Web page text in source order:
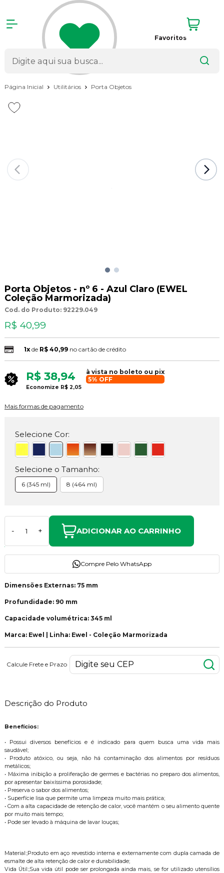
Favoritos
Página Inicial Utilitários Porta Objetos
Porta Objetos - nº 6 - Azul Claro (EWEL
Coleção Marmorizada)
Cod. do Produto: 92229.049
R$ 40,99
1xde R$ 40,99 no cartão de crédito
R$ 38,94
à vista no boleto ou pix
5% OFF
Economize R$ 2,05
Mais formas de pagamento
Selecione Cor:
Selecione o Tamanho:
6 (345 ml) 8 (464 ml)
- + ADICIONAR AO CARRINHO
Compre Pelo WhatsApp
Dimensões Externas: 75 mm
Profundidade: 90 mm
Capacidade volumétrica: 345 ml
Marca: Ewel | Linha: Ewel - Coleção Marmorizada
Calcule Frete e Prazo
Descrição do Produto
Benefícios:
• Possui diversos benefícios e é indicado para quem busca uma vida mais
saudável;
• Produto atóxico, ou seja, não há contaminação dos alimentos por resíduos
metálicos;
• Máxima inibição a proliferação de germes e bactérias no preparo dos alimentos,
por apresentar baixíssima porosidade;
• Preserva o sabor dos alimentos;
• Superfície lisa que permite uma limpeza muito mais prática;
• Com a alta capacidade de retenção de calor, você mantém o seu alimento quente
por muito mais tempo;
• Pode ser levado à máquina de lavar louças;
Material:;Produto em aço revestido interna e externamente com dupla camada de
esmalte de alta retenção de calor e durabilidade;
Vida Útil:;Sua vida útil pode ser prolongada ainda mais, se for utilizado utensílios